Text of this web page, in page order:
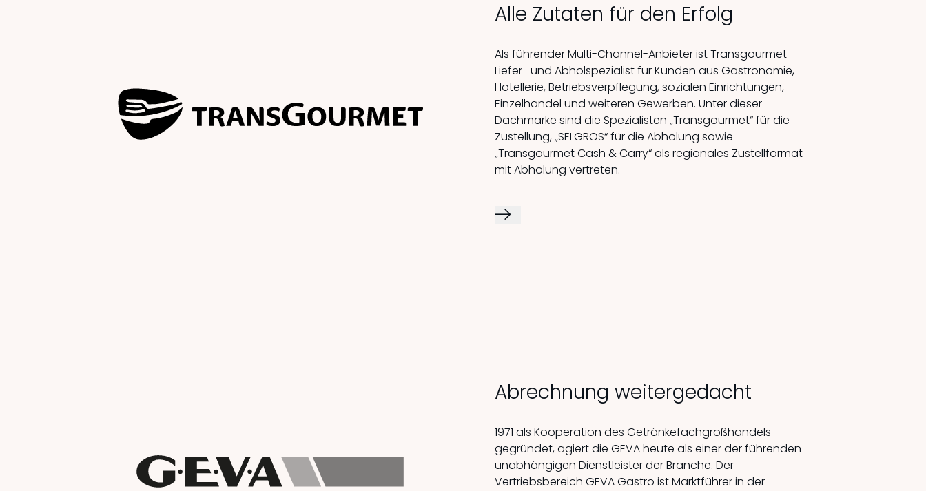
Alle Zutaten für den Erfolg
Als führender Multi-Channel-Anbieter ist Transgourmet
Liefer- und Abholspezialist für Kunden aus Gastronomie,
Hotellerie, Betriebsverpflegung, sozialen Einrichtungen,
Einzelhandel und weiteren Gewerben. Unter dieser
Dachmarke sind die Spezialisten „Transgourmet“ für die
Zustellung, „SELGROS“ für die Abholung sowie
„Transgourmet Cash & Carry“ als regionales Zustellformat
mit Abholung vertreten.
Abrechnung weitergedacht
1971 als Kooperation des Getränkefachgroßhandels
gegründet, agiert die GEVA heute als einer der führenden
unabhängigen Dienstleister der Branche. Der
Vertriebsbereich GEVA Gastro ist Marktführer in der